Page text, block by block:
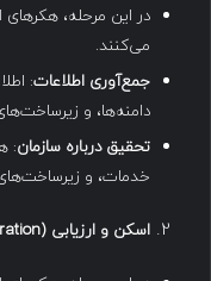
در این مرحله،
می‌کنند.
جمع‌آوری اطلاعات
دامنه‌ها، و
تحقیق درباره سازمان:
خدمات، و زیرساخت‌های
اسکن و ارزیابی (Scanning and Enumeration):